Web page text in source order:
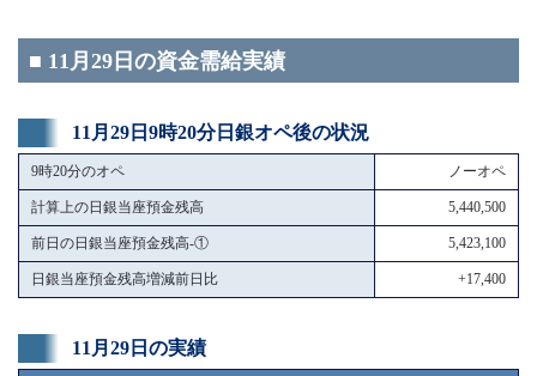
■ 11月29日の資金需給実績
11月29日9時20分日銀オペ後の状況
9時20分のオペ ノーオペ
計算上の日銀当座預金残高 5,440,500
前日の日銀当座預金残高-① 5,423,100
日銀当座預金残高増減前日比 +17,400
11月29日の実績